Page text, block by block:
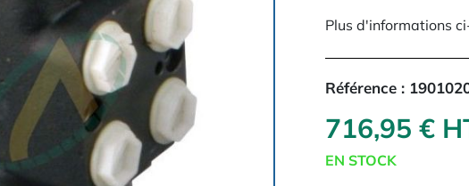
Plus d'informations
Référence :
716,95 €
EN STOCK